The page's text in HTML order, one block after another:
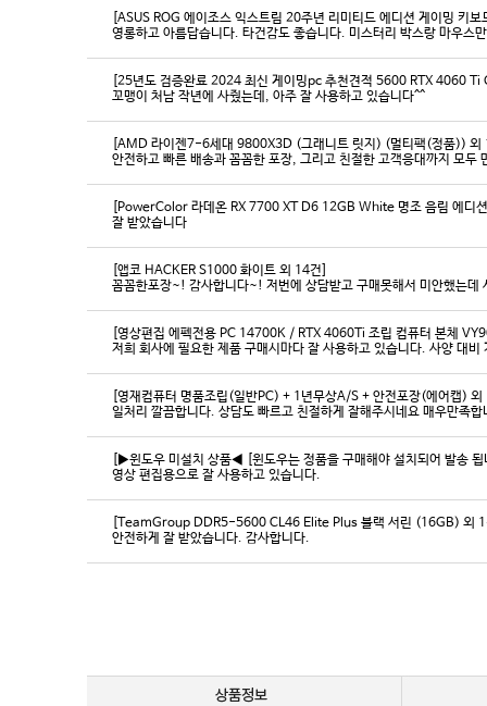
[ASUS ROG 에이조스 익스트림 20주년 리미티드 에디션 게이밍 키
영롱하고 아름답습니다. 타건감도 좋습니다. 미스터리 박스랑 마우스
[25년도 검증완료 2024 최신 게이밍pc 추천견적 5600 RTX 4060
꼬맹이 처남 작년에 사줬는데, 아주 잘 사용하고 있습니다^^
[AMD 라이젠7-6세대 9800X3D (그래니트 릿지) (멀티팩(정품)) 외
[PowerColor 라데온 RX 7700 XT D6 12GB White 명조 음림 에디
잘 받았습니다
[앱코 HACKER S1000 화이트 외 14건]
꼼꼼한포장~! 감사합니다~! 저번에 상담받고 구매못해서 미안했는
[영상편집 에펙전용 PC 14700K / RTX 4060Ti 조립 컴퓨터 본체
[영재컴퓨터 명품조립(일반PC) + 1년무상A/S + 안전포장(에어캡)
일처리 깔끔합니다. 상담도 빠르고 친절하게 잘해주시네요 매우만족
[▶윈도우 미설치 상품◀ [윈도우는 정품을 구매해야 설치되어 발송
영상 편집용으로 잘 사용하고 있습니다.
[TeamGroup DDR5-5600 CL46 Elite Plus 블랙 서린 (16GB) 외
안전하게 잘 받았습니다. 감사합니다.